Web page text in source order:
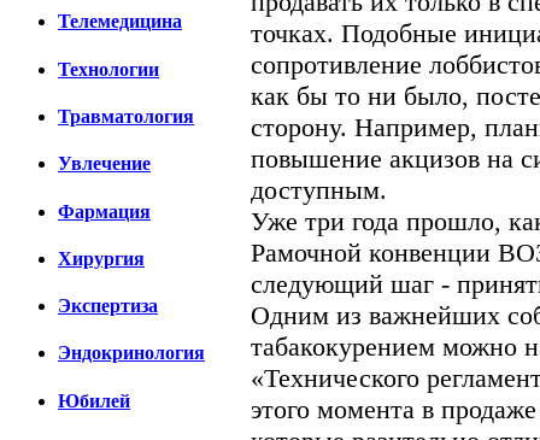
Телемедицина
Технологии
Травматология
Увлечение
Фармация
Хирургия
Экспертиза
Эндокринология
Юбилей
точках. Подобные
сопротивление
как бы то ни было,
сторону. Например,
повышение акцизов на
доступным.
Уже три года прошло,
Рамочной конвенции
следующий шаг -
Одним из важнейших
табакокурением можно
«Технического
этого момента в